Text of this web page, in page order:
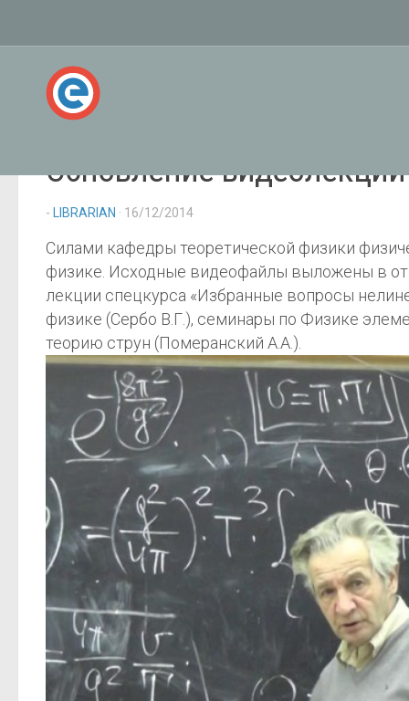
Обновление
- LIBRARIAN · 16/12/2014
Силами кафедры теоретической физики
физике. Исходные видеофайлы выложены в
лекции спецкурса «Избранные вопросы
физике (Сербо В.Г.), семинары по Физике
теорию струн (Померанский А.А.).